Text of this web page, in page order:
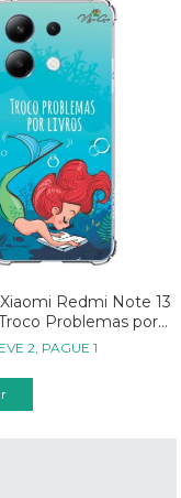
Redmi Note 13
Problemas por
2, PAGUE 1